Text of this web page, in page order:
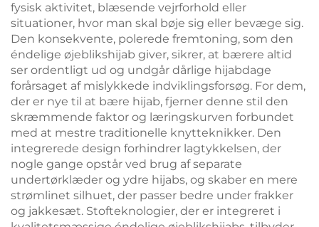
fysisk aktivitet, blæsende vejrforhold eller
situationer, hvor man skal bøje sig eller bevæge sig.
Den konsekvente, polerede fremtoning, som den
éndelige øjeblikshijab giver, sikrer, at bærere altid
ser ordentligt ud og undgår dårlige hijabdage
forårsaget af mislykkede indviklingsforsøg. For dem,
der er nye til at bære hijab, fjerner denne stil den
skræmmende faktor og læringskurven forbundet
med at mestre traditionelle knytteknikker. Den
integrerede design forhindrer lagtykkelsen, der
nogle gange opstår ved brug af separate
undertørklæder og ydre hijabs, og skaber en mere
strømlinet silhuet, der passer bedre under frakker
og jakkesæt. Stofteknologier, der er integreret i